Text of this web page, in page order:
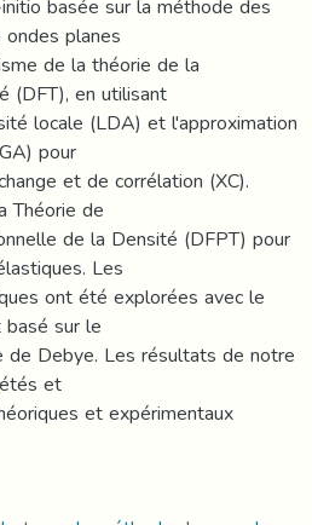
planes
de la théorie de la
(DFT), en utilisant
locale (LDA) et l'approximation
pour
et de corrélation (XC).
Théorie de
de la Densité (DFPT) pour
Les
ont été explorées avec le
basé sur le
de Debye. Les résultats de notre
et
et expérimentaux